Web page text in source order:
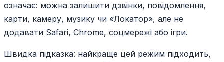
означає: можна залишити дзвінки, повідомлення,
карти, камеру, музику чи «Локатор», але не
додавати Safari, Chrome, соцмережі або ігри.
Швидка підказка: найкраще цей режим підходить,